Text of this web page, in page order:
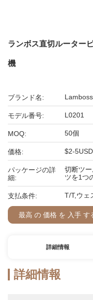
ランボス直切ルーター
機
ブランド名: Lamboss
モデル番号: L0201
MOQ: 50個
価格: $2-5USD
パッケージの詳
細:
切断ツ
ツを1つ
支払条件: T/T,ウェ
最高 の 価格 を 入手 す
詳細情報
詳細情報